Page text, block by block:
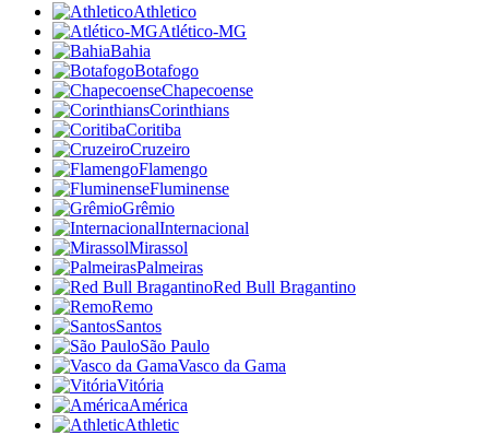
Athletico
Atlético-MG
Bahia
Botafogo
Chapecoense
Corinthians
Coritiba
Cruzeiro
Flamengo
Fluminense
Grêmio
Internacional
Mirassol
Palmeiras
Red Bull Bragantino
Remo
Santos
São Paulo
Vasco da Gama
Vitória
América
Athletic